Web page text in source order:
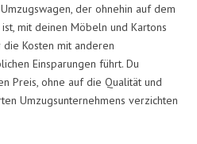
der ohnehin auf dem
mit deinen Möbeln und Kartons
Kosten mit anderen
Einsparungen führt. Du
Preis, ohne auf die Qualität und
Umzugsunternehmens verzichten